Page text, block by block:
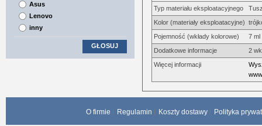
Typ materiału eksploatacyjnego
Kolor (materiały eksploatacyjne)
Pojemność (wkłady kolorowe)
7 ml
Dodatkowe informacje
2
Więcej informacji
Asus
Lenovo
inny
GŁOSUJ
O firmie Regulamin Koszty dostawy Polityka